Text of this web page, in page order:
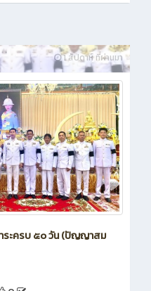
1 สัปดาห์ ที่ผ่านมา
ระครบ ๕๐ วัน (ปัญญาสม